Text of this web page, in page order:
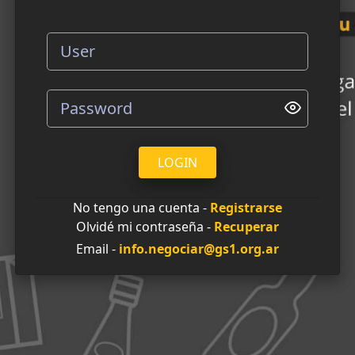
LOGIN
No tengo una cuenta - Registrarse
Olvidé mi contraseña - Recuperar
Email - info.negociar@gs1.org.ar